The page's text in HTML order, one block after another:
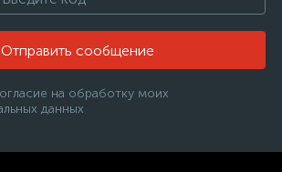
Отправить сообщение
на обработку моих
данных